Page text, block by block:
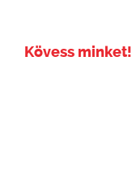
Kövess minket!